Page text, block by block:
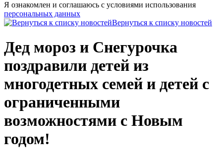
Я ознакомлен и соглашаюсь с условиями использования
персональных данных
Вернуться к списку новостей
Дед мороз и Снегурочка
поздравили детей из
многодетных семей и детей с
ограниченными
возможностями с Новым
годом!